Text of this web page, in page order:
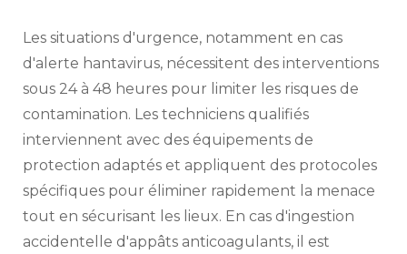
Les situations d'urgence, notamment en cas
d'alerte hantavirus, nécessitent des interventions
sous 24 à 48 heures pour limiter les risques de
contamination. Les techniciens qualifiés
interviennent avec des équipements de
protection adaptés et appliquent des protocoles
spécifiques pour éliminer rapidement la menace
tout en sécurisant les lieux. En cas d'ingestion
accidentelle d'appâts anticoagulants, il est